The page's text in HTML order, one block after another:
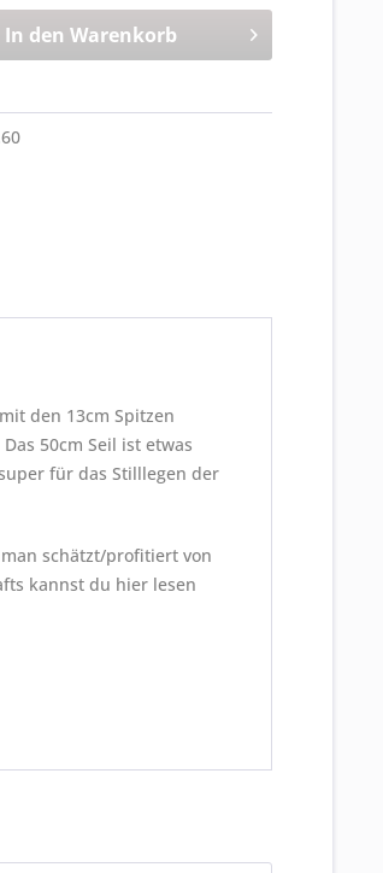
In den Warenkorb
den 13cm Spitzen
50cm Seil ist etwas
für das Stilllegen der
schätzt/profitiert von
kannst du hier lesen